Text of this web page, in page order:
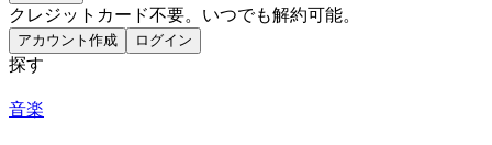
クレジットカード不要。いつでも解約可能。
アカウント作成 ログイン
探す
音楽